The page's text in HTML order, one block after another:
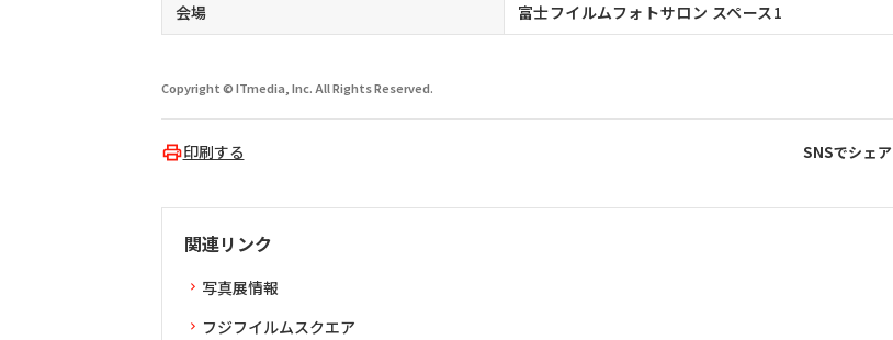
会場
富士フイルムフォトサロン スペース1
Copyright © ITmedia, Inc. All Rights Reserved.
印刷する SNSでシェア
関連リンク
写真展情報
フジフイルムスクエア